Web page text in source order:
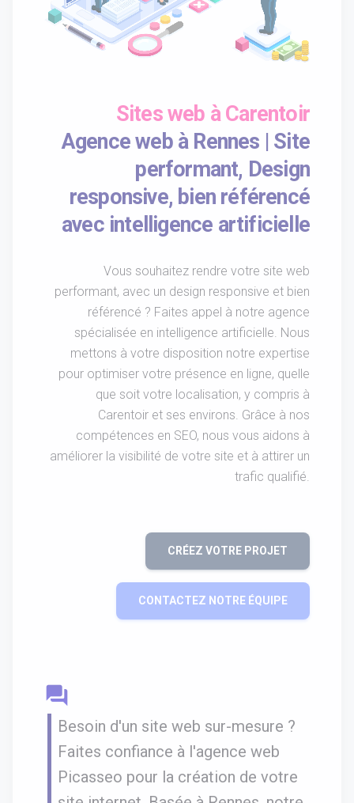
Sites web à Carentoir
Agence web à Rennes | Site
performant, Design
responsive, bien référencé
avec intelligence artificielle
Vous souhaitez rendre votre site web
performant, avec un design responsive et bien
référencé ? Faites appel à notre agence
spécialisée en intelligence artificielle. Nous
mettons à votre disposition notre expertise
pour optimiser votre présence en ligne, quelle
que soit votre localisation, y compris à
Carentoir et ses environs. Grâce à nos
compétences en SEO, nous vous aidons à
améliorer la visibilité de votre site et à attirer un
trafic qualifié.
CRÉEZ VOTRE PROJET
CONTACTEZ NOTRE ÉQUIPE
question_answer
Besoin d'un site web sur-mesure ?
Faites confiance à l'agence web
Picasseo pour la création de votre